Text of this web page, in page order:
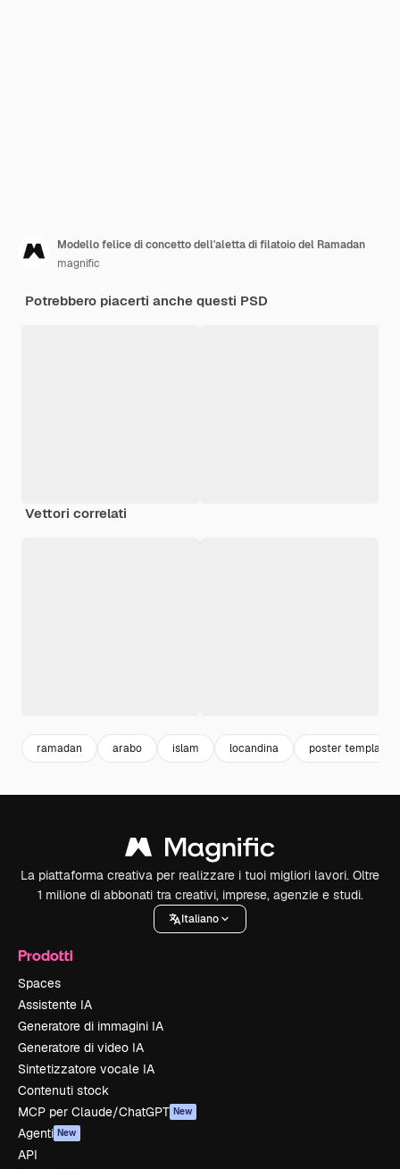
Modello felice di concetto dell'aletta di filatoio del Ramadan
magnific
Potrebbero piacerti anche questi PSD
Vettori correlati
ramadan arabo islam locandina poster template
La piattaforma creativa per realizzare i tuoi migliori lavori. Oltre
1 milione di abbonati tra creativi, imprese, agenzie e studi.
Italiano
Prodotti
Spaces
Assistente IA
Generatore di immagini IA
Generatore di video IA
Sintetizzatore vocale IA
Contenuti stock
MCP per Claude/ChatGPT New
Agenti New
API